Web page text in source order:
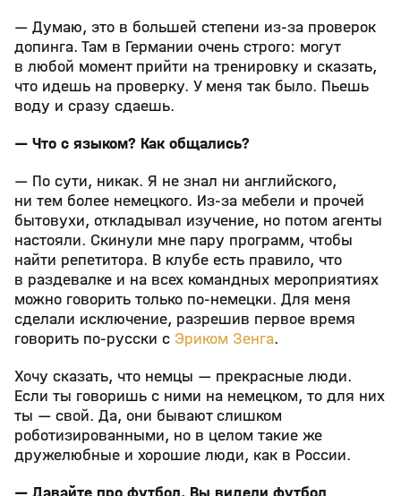
— Думаю, это в большей степени из-за проверок
допинга. Там в Германии очень строго: могут
в любой момент прийти на тренировку и сказать,
что идешь на проверку. У меня так было. Пьешь
воду и сразу сдаешь.
— Что с языком? Как общались?
— По сути, никак. Я не знал ни английского,
ни тем более немецкого. Из-за мебели и прочей
бытовухи, откладывал изучение, но потом агенты
настояли. Скинули мне пару программ, чтобы
найти репетитора. В клубе есть правило, что
в раздевалке и на всех командных мероприятиях
можно говорить только по-немецки. Для меня
сделали исключение, разрешив первое время
говорить по-русски с Эриком Зенга.
Хочу сказать, что немцы — прекрасные люди.
Если ты говоришь с ними на немецком, то для них
ты — свой. Да, они бывают слишком
роботизированными, но в целом такие же
дружелюбные и хорошие люди, как в России.